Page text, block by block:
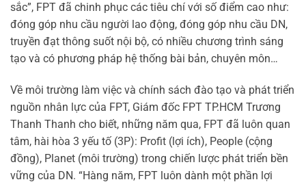
sắc”, FPT đã chinh phục các tiêu chí với số điểm cao như:
đóng góp nhu cầu người lao động, đóng góp nhu cầu DN,
truyền đạt thông suốt nội bộ, có nhiều chương trình sáng
tạo và có phương pháp hệ thống bài bản, chuyên môn…
Về môi trường làm việc và chính sách đào tạo và phát triển
nguồn nhân lực của FPT, Giám đốc FPT TP.HCM Trương
Thanh Thanh cho biết, những năm qua, FPT đã luôn quan
tâm, hài hòa 3 yếu tố (3P): Profit (lợi ích), People (cộng
đồng), Planet (môi trường) trong chiến lược phát triển bền
vững của DN. “Hàng năm, FPT luôn dành một phần lợi